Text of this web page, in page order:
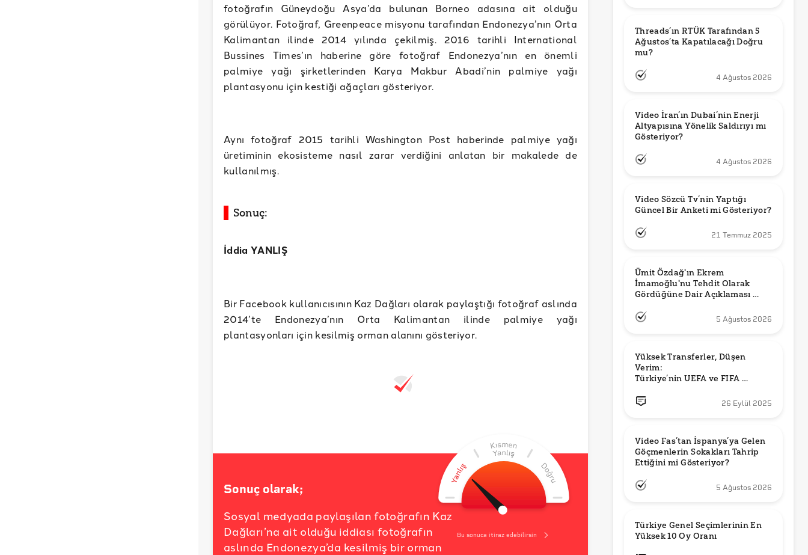
fotoğrafın Güneydoğu Asya’da bulunan Borneo adasına ait olduğu
görülüyor. Fotoğraf, Greenpeace misyonu tarafından Endonezya’nın Orta
Kalimantan ilinde 2014 yılında çekilmiş. 2016 tarihli International
Bussines Times’ın haberine göre fotoğraf Endonezya’nın en önemli
palmiye yağı şirketlerinden Karya Makbur Abadi’nin palmiye yağı
plantasyonu için kestiği ağaçları gösteriyor.
Aynı fotoğraf 2015 tarihli Washington Post haberinde palmiye yağı
üretiminin ekosisteme nasıl zarar verdiğini anlatan bir makalede de
kullanılmış.
Sonuç:
İddia YANLIŞ
Bir Facebook kullanıcısının Kaz Dağları olarak paylaştığı fotoğraf aslında
2014’te Endonezya’nın Orta Kalimantan ilinde palmiye yağı
plantasyonları için kesilmiş orman alanını gösteriyor.
Sonuç olarak;
Sosyal medyada paylaşılan fotoğrafın Kaz
Dağları’na ait olduğu iddiası fotoğrafın
aslında Endonezya’da kesilmiş bir orman
Bu sonuca itiraz edebilirsin
Threads’ın RTÜK Tarafından 5
Ağustos’ta Kapatılacağı Doğru
mu?
4 Ağustos 2026
Video İran’ın Dubai’nin Enerji
Altyapısına Yönelik Saldırıyı mı
Gösteriyor?
4 Ağustos 2026
Video Sözcü Tv’nin Yaptığı
Güncel Bir Anketi mi Gösteriyor?
21 Temmuz 2025
Ümit Özdağ'ın Ekrem
İmamoğlu'nu Tehdit Olarak
Gördüğüne Dair Açıklaması
5 Ağustos 2026
Yüksek Transferler, Düşen
Verim:
Türkiye’nin UEFA ve FIFA
26 Eylül 2025
Video Fas’tan İspanya’ya Gelen
Göçmenlerin Sokakları Tahrip
Ettiğini mi Gösteriyor?
5 Ağustos 2026
Türkiye Genel Seçimlerinin En
Yüksek 10 Oy Oranı